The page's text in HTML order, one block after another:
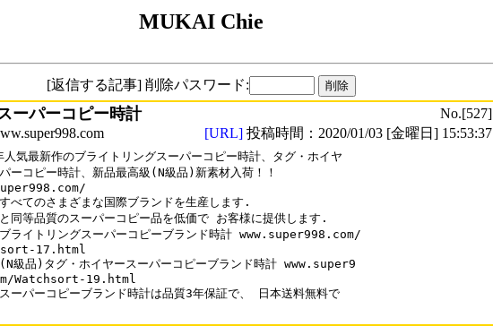
MUKAI Chie
[返信する記事] 削除パスワード:
ーパーコピー時計
No.[527]
[URL] 投稿時間：2020/01/03 [金曜日] 15:53:37
気最新作のブライトリングスーパーコピー時計、タグ・ホイヤ
ーコピー時計、新品最高級(N級品)新素材入荷！！
べてのさまざまな国際ブランドを生産します.
同等品質のスーパーコピー品を低価で お客様に提供します.
ライトリングスーパーコピーブランド時計 www.super998.com/
17.html
級品)タグ・ホイヤースーパーコピーブランド時計 www.super9
Watchsort-19.html
ーパーコピーブランド時計は品質3年保証で、 日本送料無料で